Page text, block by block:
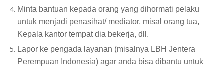
Minta bantuan kepada orang yang dihormati pelaku
untuk menjadi penasihat/ mediator, misal orang tua,
Kepala kantor tempat dia bekerja, dll.
Lapor ke pengada layanan (misalnya LBH Jentera
Perempuan Indonesia) agar anda bisa dibantu untuk